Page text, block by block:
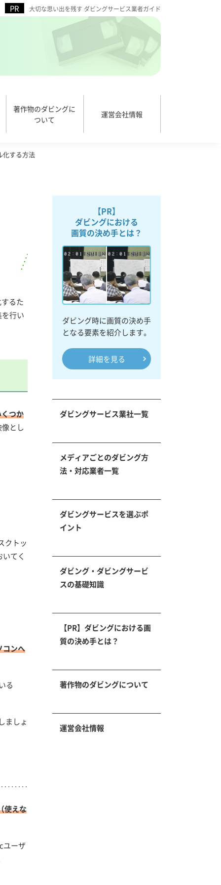
大切な思い出を残す ダビングサービス業者ガイド
著作物のダビングに
ついて
運営会社情報
化する方法
るた
行い
つか
とし
クトッ
てく
コンへ
る
ましょ
使えな
ユーザ
【PR】
ダビングにおける
画質の決め手とは？
ダビング時に画質の決め手
となる要素を紹介します。
詳細を見る
ダビングサービス業社一覧
メディアごとのダビング方
法・対応業者一覧
ダビングサービスを選ぶポ
イント
ダビング・ダビングサービ
スの基礎知識
【PR】ダビングにおける画
質の決め手とは？
著作物のダビングについて
運営会社情報